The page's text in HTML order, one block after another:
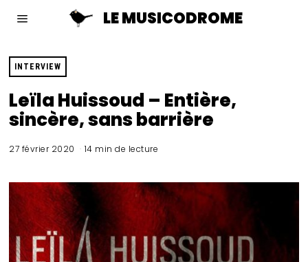
LE MUSICODROME
INTERVIEW
Leïla Huissoud – Entière,
sincère, sans barrière
27 février 2020 14 min de lecture